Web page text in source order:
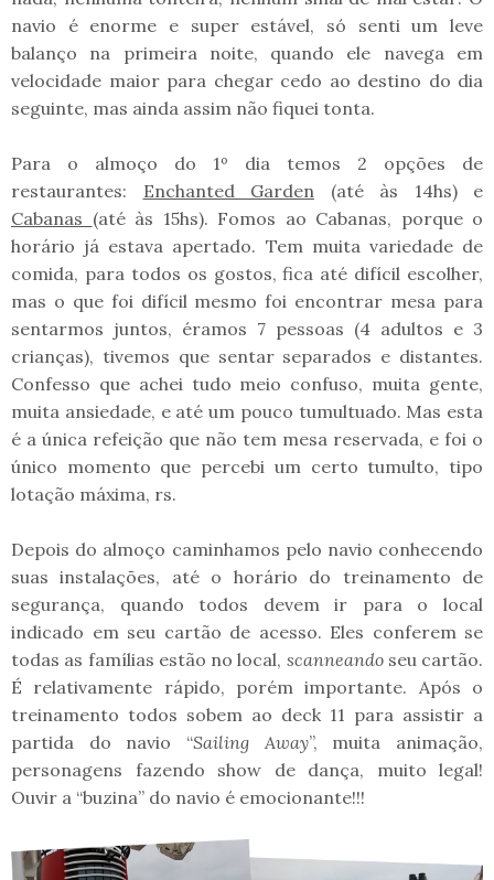
navio é enorme e super estável, só senti um leve
balanço na primeira noite, quando ele navega em
velocidade maior para chegar cedo ao destino do dia
seguinte, mas ainda assim não fiquei tonta.
Para o almoço do 1º dia temos 2 opções de
restaurantes: Enchanted Garden (até às 14hs) e
Cabanas (até às 15hs). Fomos ao Cabanas, porque o
horário já estava apertado. Tem muita variedade de
comida, para todos os gostos, fica até difícil escolher,
mas o que foi difícil mesmo foi encontrar mesa para
sentarmos juntos, éramos 7 pessoas (4 adultos e 3
crianças), tivemos que sentar separados e distantes.
Confesso que achei tudo meio confuso, muita gente,
muita ansiedade, e até um pouco tumultuado. Mas esta
é a única refeição que não tem mesa reservada, e foi o
único momento que percebi um certo tumulto, tipo
lotação máxima, rs.
Depois do almoço caminhamos pelo navio conhecendo
suas instalações, até o horário do treinamento de
segurança, quando todos devem ir para o local
indicado em seu cartão de acesso. Eles conferem se
todas as famílias estão no local, scanneando seu cartão.
É relativamente rápido, porém importante. Após o
treinamento todos sobem ao deck 11 para assistir a
partida do navio “Sailing Away”, muita animação,
personagens fazendo show de dança, muito legal!
Ouvir a “buzina” do navio é emocionante!!!